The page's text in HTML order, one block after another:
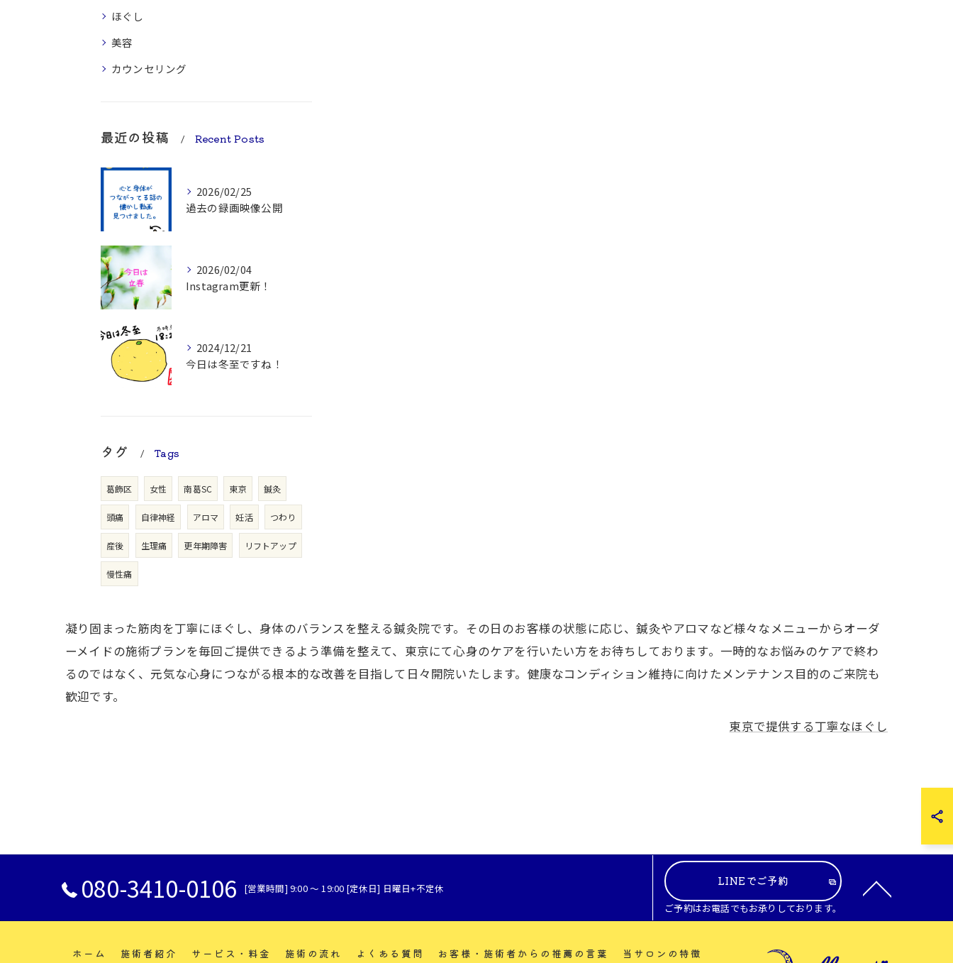
ほぐし
美容
カウンセリング
最近の投稿 Recent Posts
2026/02/25
過去の録画映像公開
2026/02/04
Instagram更新！
2024/12/21
今日は冬至ですね！
タグ Tags
葛飾区 女性 南葛SC 東京 鍼灸
頭痛 自律神経 アロマ 妊活 つわり
産後 生理痛 更年期障害 リフトアップ
慢性痛
凝り固まった筋肉を丁寧にほぐし、身体のバランスを整える鍼灸院です。その日のお客様の状態に応じ、鍼灸やアロマなど様々なメニューからオーダ
ーメイドの施術プランを毎回ご提供できるよう準備を整えて、東京にて心身のケアを行いたい方をお待ちしております。一時的なお悩みのケアで終わ
るのではなく、元気な心身につながる根本的な改善を目指して日々開院いたします。健康なコンディション維持に向けたメンテナンス目的のご来院も
歓迎です。
東京で提供する丁寧なほぐし
080-3410-0106 [営業時間] 9:00 ～ 19:00 [定休日] 日曜日+不定休 LINEでご予約
ご予約はお電話でもお承りしております。
ホーム 施術者紹介 サービス・料金 施術の流れ よくある質問 お客様・施術者からの推薦の言葉 当サロンの特徴